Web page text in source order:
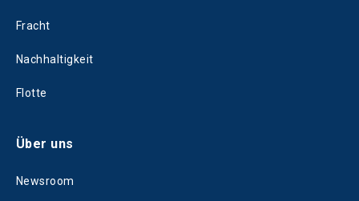
Fracht
Nachhaltigkeit
Flotte
Über uns
Newsroom